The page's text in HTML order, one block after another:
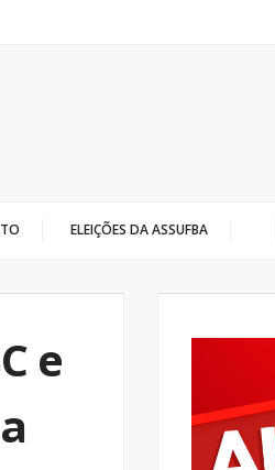
ELEIÇÕES DA ASSUFBA
e